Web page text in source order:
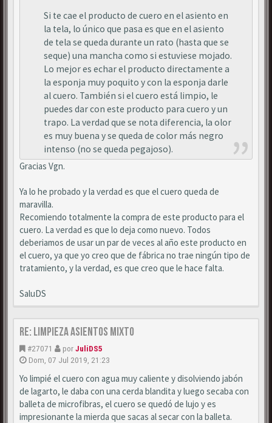
Si te cae el producto de cuero en el asiento en
la tela, lo único que pasa es que en el asiento
de tela se queda durante un rato (hasta que se
seque) una mancha como si estuviese mojado.
Lo mejor es echar el producto directamente a
la esponja muy poquito y con la esponja darle
al cuero. También si el cuero está limpio, le
puedes dar con este producto para cuero y un
trapo. La verdad que se nota diferencia, la olor
es muy buena y se queda de color más negro
intenso (no se queda pegajoso).
Gracias Vgn.
Ya lo he probado y la verdad es que el cuero queda de
maravilla.
Recomiendo totalmente la compra de este producto para el
cuero. La verdad es que lo deja como nuevo. Todos
deberiamos de usar un par de veces al año este producto en
el cuero, ya que yo creo que de fábrica no trae ningún tipo de
tratamiento, y la verdad, es que creo que le hace falta.
SaluDS
Re: Limpieza asientos mixto
#27071 porJuliDS5
Dom, 07 Jul 2019, 21:23
Yo limpié el cuero con agua muy caliente y disolviendo jabón
de lagarto, le daba con una cerda blandita y luego secaba con
balleta de microfibras, el cuero se quedó de lujo y es
impresionante la mierda que sacas al secar con la balleta.